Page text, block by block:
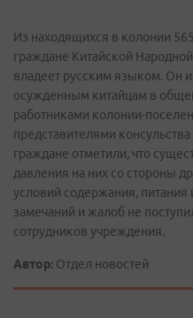
Из находящихся в колонии
граждане Китайской
владеет русским языком. Он
осужденным китайцам в
работниками колонии-
представителями
граждане отметили, что
давления на них со стороны
условий содержания,
замечаний и жалоб не
сотрудников учреждения.
Автор: Отдел новостей